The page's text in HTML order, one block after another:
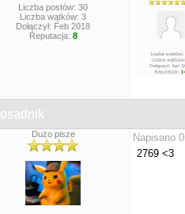
Liczba postów: 30
Liczba wątków: 3
Dołączył: Feb 2018
Reputacja: 8
osadnik
Dużo pisze
Napisano
2769 <3